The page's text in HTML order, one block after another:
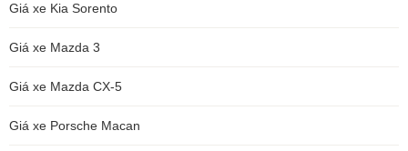
Giá xe Kia Sorento
Giá xe Mazda 3
Giá xe Mazda CX-5
Giá xe Porsche Macan